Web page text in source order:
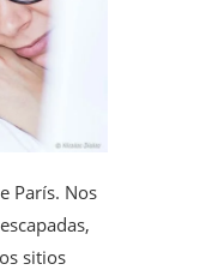
París. Nos
sitios